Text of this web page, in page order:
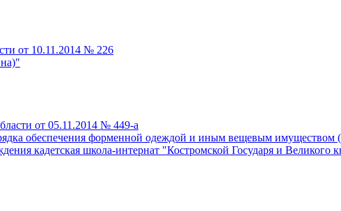
от 10.11.2014 № 226
от 05.11.2014 № 449-а
обеспечения форменной одеждой и иным вещевым имуществом
кадетская школа-интернат "Костромской Государя и Великого